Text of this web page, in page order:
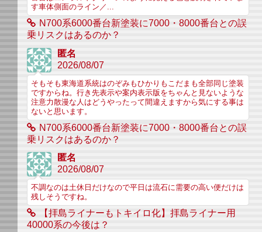
す車体側面のライン／...
N700系6000番台新塗装に7000・8000番台との誤
乗リスクはあるのか？
匿名
2026/08/07
そもそも東海道系統はのぞみもひかりもこだまも全部同じ塗装
ですからね。行き先表示や案内表示版をちゃんと見ないような
注意力散漫な人はどうやったって間違えますから気にする事は
ないと思います。
N700系6000番台新塗装に7000・8000番台との誤
乗リスクはあるのか？
匿名
2026/08/07
不調なのは土休日だけなので平日は流石に需要の高い便だけは
残しそうですね。
【拝島ライナーもトキイロ化】拝島ライナー用
40000系の今後は？